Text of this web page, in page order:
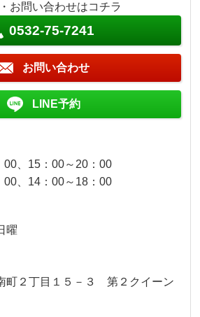
お問い合わせはコチラ
0532-75-7241
お問い合わせ
LINE予約
、15：00～20：00
、14：00～18：00
曜
町２丁目１５－３ 第２クイーン